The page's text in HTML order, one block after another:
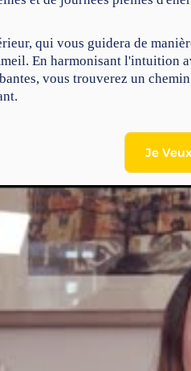
qui vous guidera de
En harmonisant l'intuition
vous trouverez un chemin
Je